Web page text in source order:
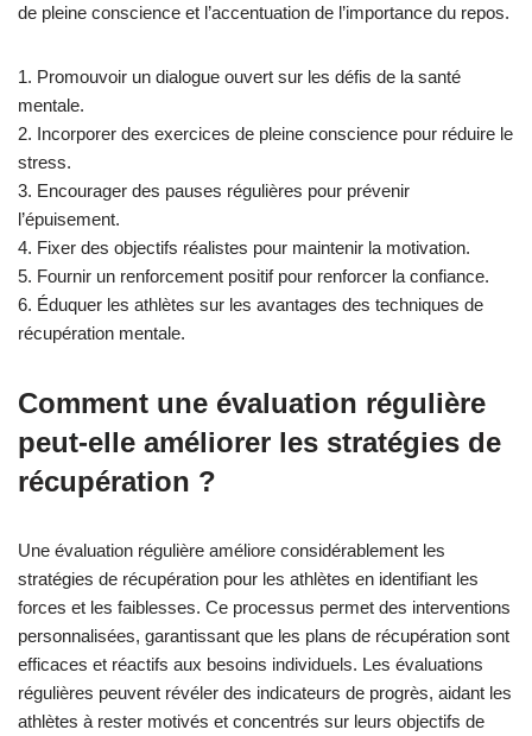
de pleine conscience et l’accentuation de l’importance du repos.
1. Promouvoir un dialogue ouvert sur les défis de la santé
mentale.
2. Incorporer des exercices de pleine conscience pour réduire le
stress.
3. Encourager des pauses régulières pour prévenir
l’épuisement.
4. Fixer des objectifs réalistes pour maintenir la motivation.
5. Fournir un renforcement positif pour renforcer la confiance.
6. Éduquer les athlètes sur les avantages des techniques de
récupération mentale.
Comment une évaluation régulière
peut-elle améliorer les stratégies de
récupération ?
Une évaluation régulière améliore considérablement les
stratégies de récupération pour les athlètes en identifiant les
forces et les faiblesses. Ce processus permet des interventions
personnalisées, garantissant que les plans de récupération sont
efficaces et réactifs aux besoins individuels. Les évaluations
régulières peuvent révéler des indicateurs de progrès, aidant les
athlètes à rester motivés et concentrés sur leurs objectifs de